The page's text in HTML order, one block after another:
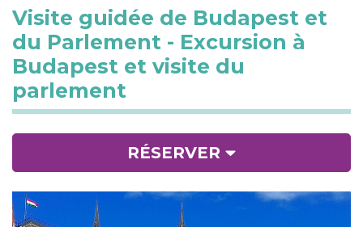
Visite guidée de Budapest et
du Parlement - Excursion à
Budapest et visite du
parlement
RÉSERVER